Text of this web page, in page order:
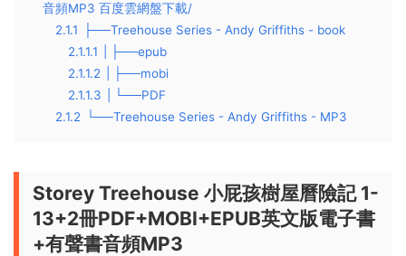
音頻MP3 百度雲網盤下載/
2.1.1
├──Treehouse Series - Andy Griffiths - book
2.1.1.1
| ├──epub
2.1.1.2
| ├──mobi
2.1.1.3
| └──PDF
2.1.2
└──Treehouse Series - Andy Griffiths - MP3
Storey Treehouse 小屁孩樹屋曆險記 1-
13+2冊PDF+MOBI+EPUB英文版電子書
+有聲書音頻MP3